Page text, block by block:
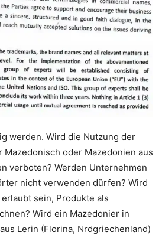
werden. Wird die Nutzung der
oder Mazedonien aus
verboten? Werden Unternehmen
nicht verwenden dürfen? Wird
sein, Produkte als
Wird ein Mazedonier in
Lerin (Florina, Nrdgriechenland)